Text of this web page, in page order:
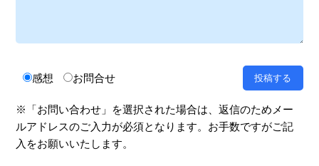
感想 お問合せ
※「お問い合わせ」を選択された場合は、返信のためメー
ルアドレスのご入力が必須となります。お手数ですがご記
入をお願いいたします。